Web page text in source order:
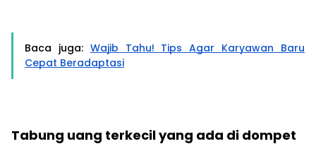
Baca juga: Wajib Tahu! Tips Agar Karyawan Baru
Cepat Beradaptasi
Tabung uang terkecil yang ada di dompet